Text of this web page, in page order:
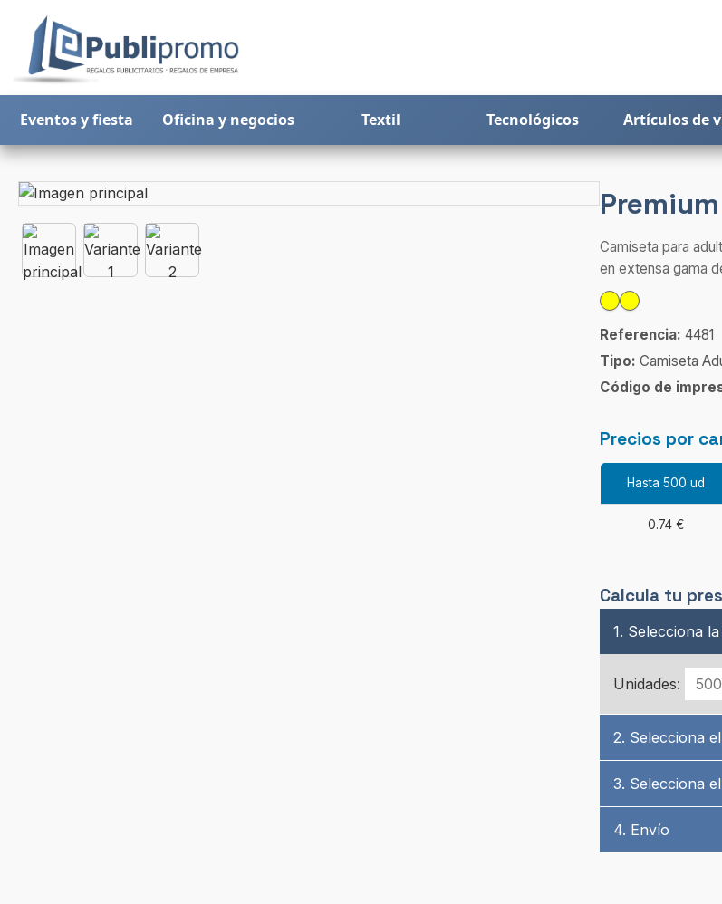
Eventos y fiesta Oficina y negocios Textil Tecnológicos Artículos de
Premium
Camiseta para
en extensa gama
Referencia: 4481
Tipo: Camiseta
Código de
Precios por
Hasta 500 ud
0.74 €
Calcula tu
1. Selecciona
Unidades:
2. Selecciona
3. Selecciona
4. Envío